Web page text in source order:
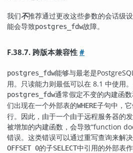
我们不推荐通过更改这些参数的会话级
能会导致postgres_fdw故障。
F.38.7. 跨版本兼容性#
postgres_fdw能够与最老是PostgreSQL
用。只读能力则最低可以在 8.1 中使用
postgres_fdw通常假定不变的内建函
们出现在一个外部表的WHERE子句中，
行。因此，由于一个由于远程服务器的
被增加的内建函数，会导致“function
错误。这类错误可以通过重写查询来解
OFFSET 0的子SELECT中引用的外部表